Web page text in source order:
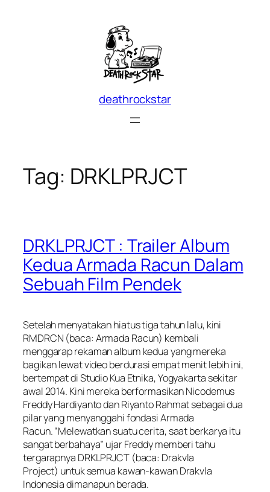
deathrockstar
Tag: DRKLPRJCT
DRKLPRJCT : Trailer Album
Kedua Armada Racun Dalam
Sebuah Film Pendek
Setelah menyatakan hiatus tiga tahun lalu, kini
RMDRCN (baca: Armada Racun) kembali
menggarap rekaman album kedua yang mereka
bagikan lewat video berdurasi empat menit lebih ini,
bertempat di Studio Kua Etnika, Yogyakarta sekitar
awal 2014. Kini mereka berformasikan Nicodemus
Freddy Hardiyanto dan Riyanto Rahmat sebagai dua
pilar yang menyanggahi fondasi Armada
Racun. “Melewatkan suatu cerita, saat berkarya itu
sangat berbahaya” ujar Freddy memberi tahu
tergarapnya DRKLPRJCT (baca: Drakvla
Project) untuk semua kawan-kawan Drakvla
Indonesia dimanapun berada.